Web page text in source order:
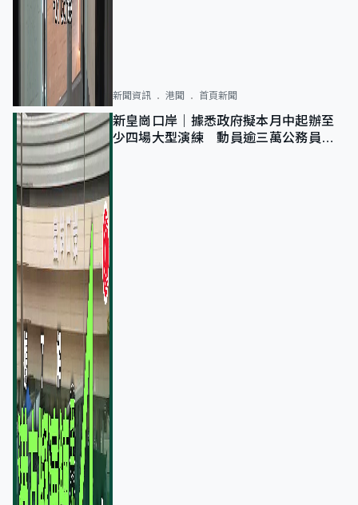
新聞資訊 港聞 首頁新聞
新皇崗口岸｜據悉政府擬本月中起辦至
少四場大型演練 動員逾三萬公務員人